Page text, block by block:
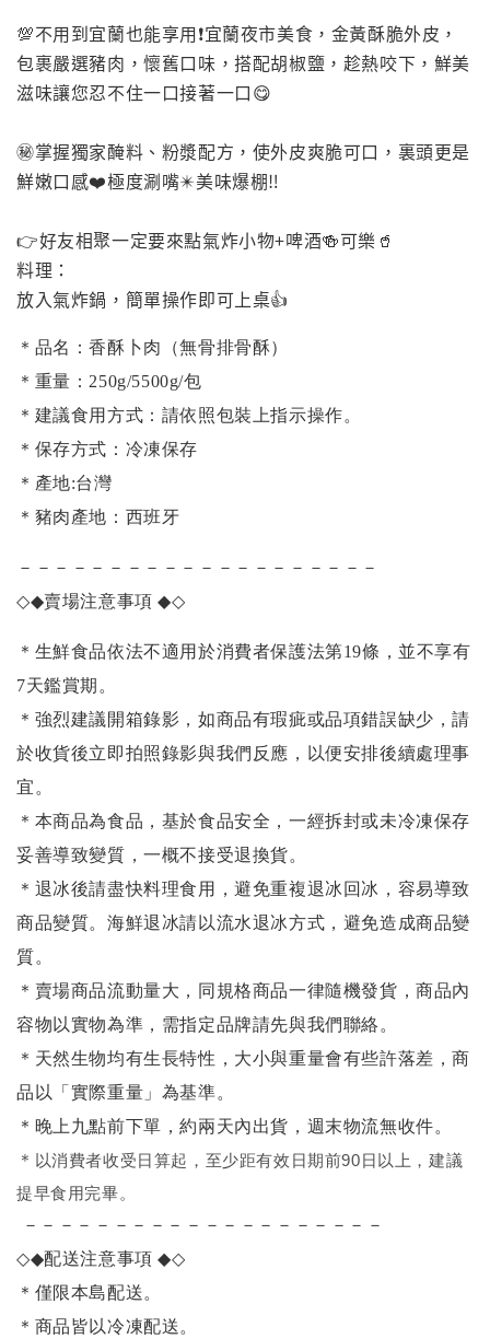
💯不用到宜蘭也能享用❗️宜蘭夜市美食，金黃酥脆外皮，
包裹嚴選豬肉，懷舊口味，搭配胡椒鹽，趁熱咬下，鮮美
滋味讓您忍不住一口接著一口😋
㊙️掌握獨家醃料、粉漿配方，使外皮爽脆可口，裏頭更是
鮮嫩口感❤️極度涮嘴✴️美味爆棚‼️
👉好友相聚一定要來點氣炸小物+啤酒🍻可樂🥤
料理：
放入氣炸鍋，簡單操作即可上桌👍
＊品名：香酥卜肉（無骨排骨酥）
＊重量：250g/5500g/包
＊建議食用方式：請依照包裝上指示操作。
＊保存方式：冷凍保存
＊產地:台灣
＊豬肉產地：西班牙
－－－－－－－－－－－－－－－－－－－－
◇◆賣場注意事項◆◇
＊生鮮食品依法不適用於消費者保護法第19條，並不享有
7天鑑賞期。
＊強烈建議開箱錄影，如商品有瑕疵或品項錯誤缺少，請
於收貨後立即拍照錄影與我們反應，以便安排後續處理事
宜。
＊本商品為食品，基於食品安全，一經拆封或未冷凍保存
妥善導致變質，一概不接受退換貨。
＊退冰後請盡快料理食用，避免重複退冰回冰，容易導致
商品變質。海鮮退冰請以流水退冰方式，避免造成商品變
質。
＊賣場商品流動量大，同規格商品一律隨機發貨，商品內
容物以實物為準，需指定品牌請先與我們聯絡。
＊天然生物均有生長特性，大小與重量會有些許落差，商
品以「實際重量」為基準。
＊晚上九點前下單，約兩天內出貨，週末物流無收件。
＊ 以消費者收受日算起，至少距有效日期前90日以上，建議
提早食用完畢。
－－－－－－－－－－－－－－－－－－－－
◇◆配送注意事項◆◇
＊僅限本島配送。
＊商品皆以冷凍配送。